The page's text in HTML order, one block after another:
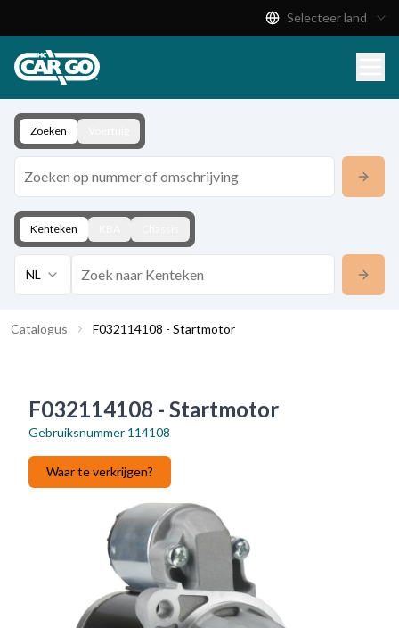
Download
Contact
Selecteer land
Zoeken
Kenteken
NL
Catalogus F032114108 - Startmotor
F032114108 - Startmotor
Gebruiksnummer 114108
Waar te verkrijgen?